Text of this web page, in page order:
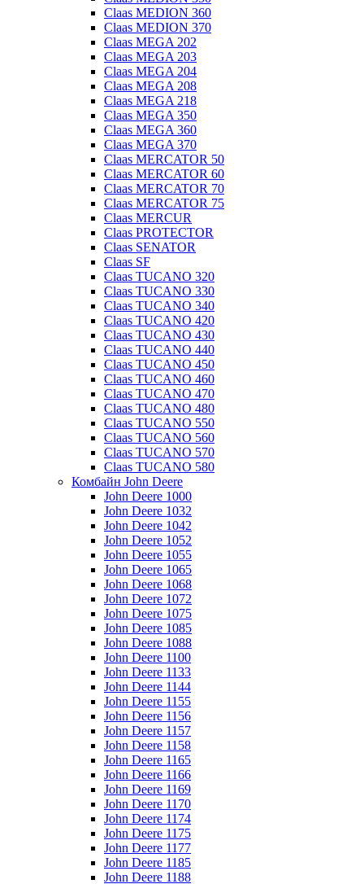
Claas MEDION 360
Claas MEDION 370
Claas MEGA 202
Claas MEGA 203
Claas MEGA 204
Claas MEGA 208
Claas MEGA 218
Claas MEGA 350
Claas MEGA 360
Claas MEGA 370
Claas MERCATOR 50
Claas MERCATOR 60
Claas MERCATOR 70
Claas MERCATOR 75
Claas MERCUR
Claas PROTECTOR
Claas SENATOR
Claas SF
Claas TUCANO 320
Claas TUCANO 330
Claas TUCANO 340
Claas TUCANO 420
Claas TUCANO 430
Claas TUCANO 440
Claas TUCANO 450
Claas TUCANO 460
Claas TUCANO 470
Claas TUCANO 480
Claas TUCANO 550
Claas TUCANO 560
Claas TUCANO 570
Claas TUCANO 580
Комбайн John Deere
John Deere 1000
John Deere 1032
John Deere 1042
John Deere 1052
John Deere 1055
John Deere 1065
John Deere 1068
John Deere 1072
John Deere 1075
John Deere 1085
John Deere 1088
John Deere 1100
John Deere 1133
John Deere 1144
John Deere 1155
John Deere 1156
John Deere 1157
John Deere 1158
John Deere 1165
John Deere 1166
John Deere 1169
John Deere 1170
John Deere 1174
John Deere 1175
John Deere 1177
John Deere 1185
John Deere 1188